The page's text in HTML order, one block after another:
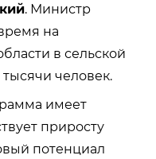
. Министр
на
в сельской
человек.
имеет
приросту
потенциал